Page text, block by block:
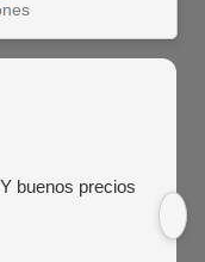
buenos precios